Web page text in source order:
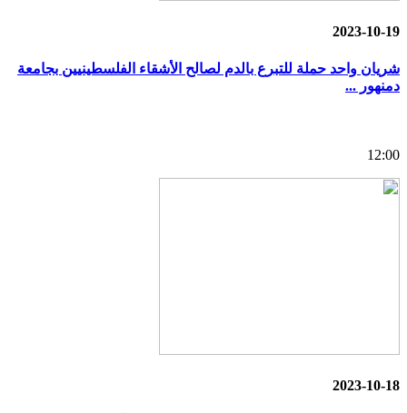
2023-10-19
شريان واحد حملة للتبرع بالدم لصالح الأشقاء الفلسطينيين بجامعة
دمنهور ...
12:00
2023-10-18